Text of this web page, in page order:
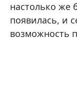
настолько же
появилась, и
возможность